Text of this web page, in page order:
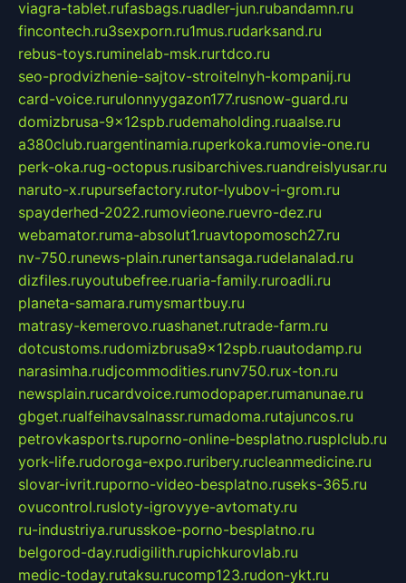
viagra-tablet.rufasbags.ruadler-jun.rubandamn.ru
fincontech.ru3sexporn.ru1mus.rudarksand.ru
rebus-toys.ruminelab-msk.rurtdco.ru
seo-prodvizhenie-sajtov-stroitelnyh-kompanij.ru
card-voice.rurulonnyygazon177.rusnow-guard.ru
domizbrusa-9x12spb.rudemaholding.ruaalse.ru
a380club.ruargentinamia.ruperkoka.rumovie-one.ru
perk-oka.rug-octopus.rusibarchives.ruandreislyusar.ru
naruto-x.rupursefactory.rutor-lyubov-i-grom.ru
spayderhed-2022.rumovieone.ruevro-dez.ru
webamator.ruma-absolut1.ruavtopomosch27.ru
nv-750.runews-plain.runertansaga.rudelanalad.ru
dizfiles.ruyoutubefree.ruaria-family.ruroadli.ru
planeta-samara.rumysmartbuy.ru
matrasy-kemerovo.ruashanet.rutrade-farm.ru
dotcustoms.rudomizbrusa9x12spb.ruautodamp.ru
narasimha.rudjcommodities.runv750.rux-ton.ru
newsplain.rucardvoice.rumodopaper.rumanunae.ru
gbget.rualfeihavsalnassr.rumadoma.rutajuncos.ru
petrovkasports.ruporno-online-besplatno.rusplclub.ru
york-life.rudoroga-expo.ruribery.rucleanmedicine.ru
slovar-ivrit.ruporno-video-besplatno.ruseks-365.ru
ovucontrol.rusloty-igrovyye-avtomaty.ru
ru-industriya.rurusskoe-porno-besplatno.ru
belgorod-day.rudigilith.rupichkurovlab.ru
medic-today.rutaksu.rucomp123.rudon-ykt.ru